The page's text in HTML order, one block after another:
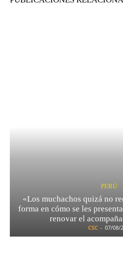
PERÚ
«Los muchachos quizá no
forma en cómo se les
renovar el
CSC - 07/08/